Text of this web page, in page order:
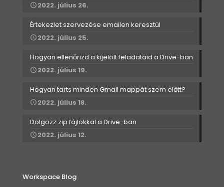
2022. július 26.
Értekezlet szervezése emailen keresztül
2022. július 25.
Hogyan ellenőrizd a kijelölt feladataid a Drive-ban
2022. július 19.
Hogyan tarts minden Gmail mappát szem előtt?
2022. július 18.
Dolgozz zip fájlokkal a Drive-ban
2022. július 12.
Workspace Blog